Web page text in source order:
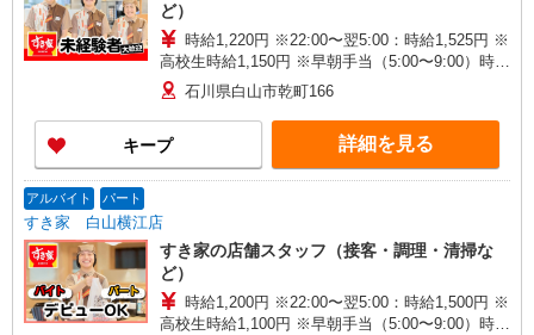
ど）
時給1,220円 ※22:00〜翌5:00：時給1,525円 ※
高校生時給1,150円 ※早朝手当（5:00〜9:00）時給
＋150円
石川県白山市乾町166
キープ 詳細を見る
アルバイト パート
すき家 白山横江店
すき家の店舗スタッフ（接客・調理・清掃な
ど）
時給1,200円 ※22:00〜翌5:00：時給1,500円 ※
高校生時給1,100円 ※早朝手当（5:00〜9:00）時給